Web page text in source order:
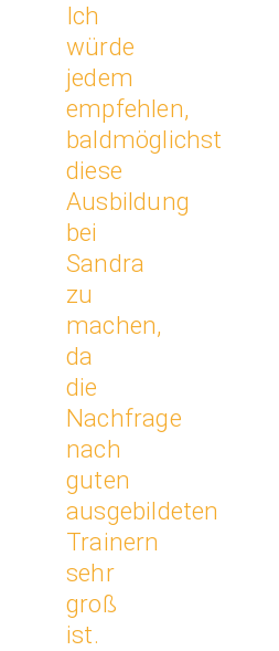
Ich
würde
jedem
empfehlen,
baldmöglichst
diese
Ausbildung
bei
Sandra
zu
machen,
da
die
Nachfrage
nach
guten
ausgebildeten
Trainern
sehr
groß
ist.